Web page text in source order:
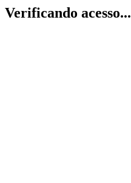
Verificando acesso...